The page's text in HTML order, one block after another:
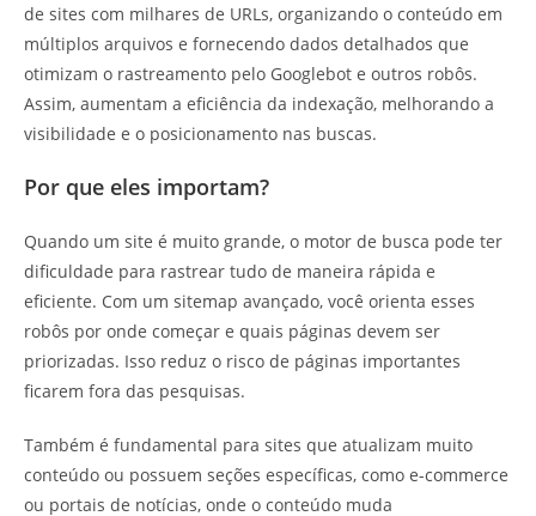
de sites com milhares de URLs, organizando o conteúdo em
múltiplos arquivos e fornecendo dados detalhados que
otimizam o rastreamento pelo Googlebot e outros robôs.
Assim, aumentam a eficiência da indexação, melhorando a
visibilidade e o posicionamento nas buscas.
Por que eles importam?
Quando um site é muito grande, o motor de busca pode ter
dificuldade para rastrear tudo de maneira rápida e
eficiente. Com um sitemap avançado, você orienta esses
robôs por onde começar e quais páginas devem ser
priorizadas. Isso reduz o risco de páginas importantes
ficarem fora das pesquisas.
Também é fundamental para sites que atualizam muito
conteúdo ou possuem seções específicas, como e-commerce
ou portais de notícias, onde o conteúdo muda